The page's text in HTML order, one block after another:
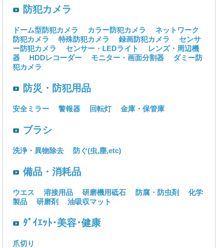
防犯カメラ
ドーム型防犯カメラ カラー防犯カメラ
ネットワーク
防犯カメラ
特殊防犯カメラ 録画防犯カメラ
センサ
ー防犯カメラ
センサー・LEDライト
レンズ・周辺機
器
HDDレコーダー モニター・画面分割器
ダミー防
犯カメラ
防災・防犯用品
安全ミラー 警報器 回転灯 金庫・保管庫
ブラシ
洗浄・異物除去 防ぐ(虫,塵,etc)
備品・消耗品
ウエス 溶接用品 研磨機用砥石 防腐・防虫剤
化学
製品
研磨剤 油吸収マット
ﾀﾞｲｴｯﾄ･美容･健康
爪切り